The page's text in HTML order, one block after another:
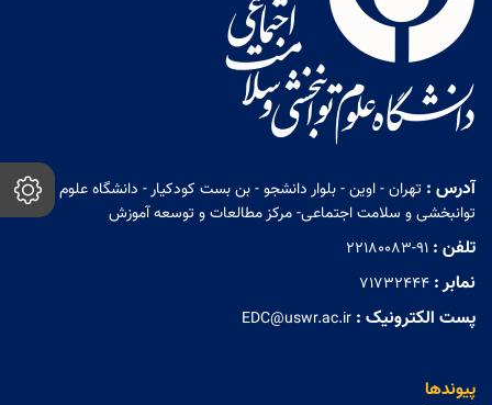
آدرس : تهران - اوین - بلوار دانشجو - بن بست کودکیار - دانشگاه علوم
توانبخشی و سلامت اجتماعی- مرکز مطالعات و توسعه آموزش
تلفن : 22180083-91
نمابر : 71732444
پست الکترونیک : EDC@uswr.ac.ir
پیوندها